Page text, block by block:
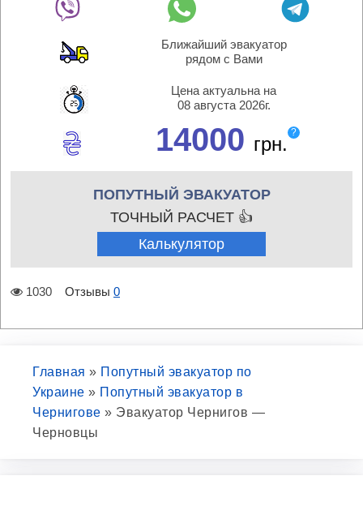
Ближайший эвакуатор
рядом с Вами
Цена актуальна на
08 августа 2026г.
14000 грн.
?
ПОПУТНЫЙ ЭВАКУАТОР
ТОЧНЫЙ РАСЧЕТ 👍
Калькулятор
1030 Отзывы 0
Главная » Попутный эвакуатор по
Украине » Попутный эвакуатор в
Чернигове » Эвакуатор Чернигов —
Черновцы